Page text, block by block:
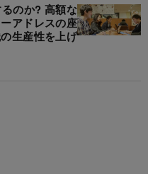
のか? 高額な
アドレスの座
生産性を上げ